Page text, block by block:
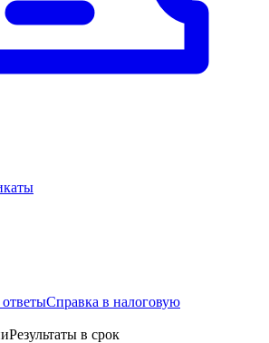
Справка в налоговую
Результаты в срок